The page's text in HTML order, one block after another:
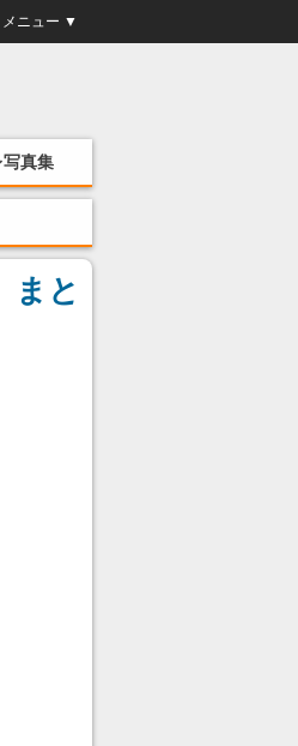
メニュー ▼
写真集
まと